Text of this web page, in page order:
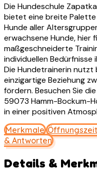
Die Hundeschule
bietet eine breite
Hunde aller
erwachsene Hunde, hier
maßgeschneiderte
individuellen
Die Hundetrainerin nutzt
einzigartige Beziehung
fördern. Besuchen Sie
59073 Hamm-Bockum-
in einer positiven
Merkmale
& Antworten
Details &